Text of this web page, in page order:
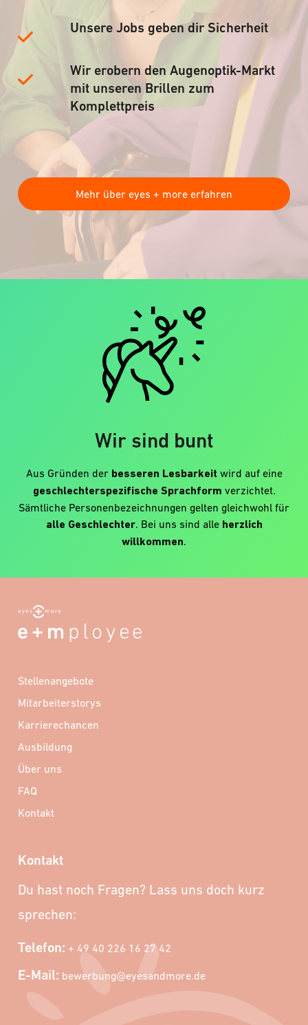
Unsere Jobs geben dir Sicherheit
Wir erobern den Augenoptik-Markt
mit unseren Brillen zum
Komplettpreis
Mehr über eyes + more erfahren
Wir sind bunt
Aus Gründen der besseren Lesbarkeit wird auf eine
geschlechterspezifische Sprachform verzichtet.
Sämtliche Personenbezeichnungen gelten gleichwohl für
alle Geschlechter. Bei uns sind alle herzlich
willkommen.
Stellenangebote
Mitarbeiterstorys
Karrierechancen
Ausbildung
Über uns
FAQ
Kontakt
Kontakt
Du hast noch Fragen? Lass uns doch kurz
sprechen:
Telefon: + 49 40 226 16 27 42
E-Mail: bewerbung@eyesandmore.de